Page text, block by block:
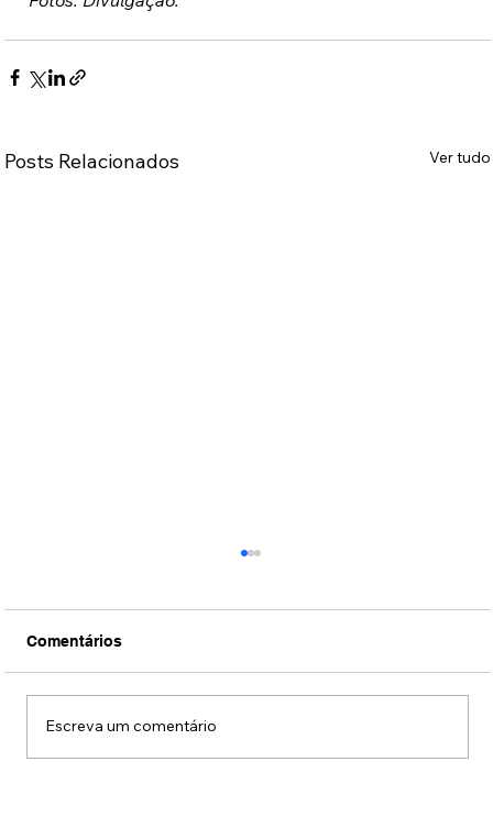
Posts Relacionados Ver tudo
Comentários
Escreva um comentário